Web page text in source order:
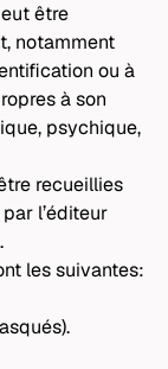
être
notamment
ou à
à son
psychique,
recueillies
l’éditeur
les suivantes: